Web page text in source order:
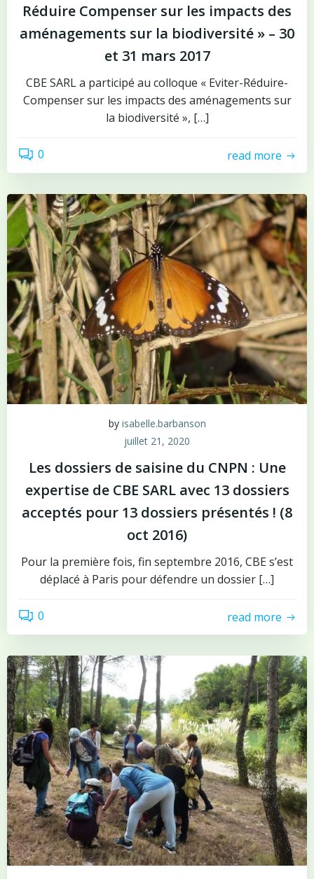
Réduire Compenser sur les impacts des
aménagements sur la biodiversité » – 30
et 31 mars 2017
CBE SARL a participé au colloque « Eviter-Réduire-
Compenser sur les impacts des aménagements sur
la biodiversité », […]
0 read more
by isabelle.barbanson
juillet 21, 2020
Les dossiers de saisine du CNPN : Une
expertise de CBE SARL avec 13 dossiers
acceptés pour 13 dossiers présentés ! (8
oct 2016)
Pour la première fois, fin septembre 2016, CBE s’est
déplacé à Paris pour défendre un dossier […]
0 read more